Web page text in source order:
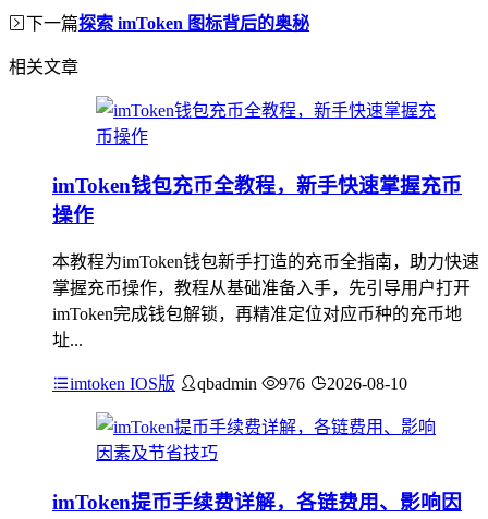
下一篇探索 imToken 图标背后的奥秘
相关文章
imToken钱包充币全教程，新手快速掌握充币
操作
本教程为imToken钱包新手打造的充币全指南，助力快速
掌握充币操作，教程从基础准备入手，先引导用户打开
imToken完成钱包解锁，再精准定位对应币种的充币地
址...
imtoken IOS版 qbadmin 976 2026-08-10
imToken提币手续费详解，各链费用、影响因